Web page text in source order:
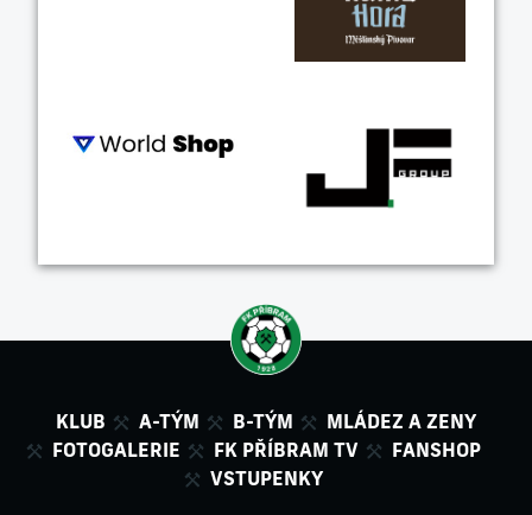
KLUB A-TÝM B-TÝM
MLÁDEZ A ZENY
FOTOGALERIE
FK PŘÍBRAM TV
FANSHOP
VSTUPENKY